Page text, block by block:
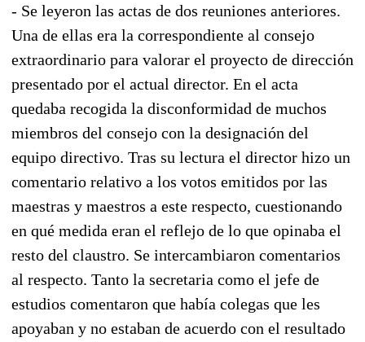
- Se leyeron las actas de dos reuniones anteriores.
Una de ellas era la correspondiente al consejo
extraordinario para valorar el proyecto de dirección
presentado por el actual director. En el acta
quedaba recogida la disconformidad de muchos
miembros del consejo con la designación del
equipo directivo. Tras su lectura el director hizo un
comentario relativo a los votos emitidos por las
maestras y maestros a este respecto, cuestionando
en qué medida eran el reflejo de lo que opinaba el
resto del claustro. Se intercambiaron comentarios
al respecto. Tanto la secretaria como el jefe de
estudios comentaron que había colegas que les
apoyaban y no estaban de acuerdo con el resultado